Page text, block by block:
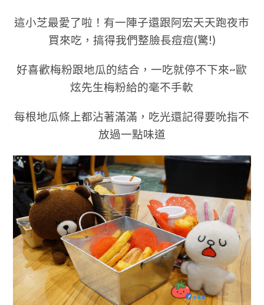
這小芝最愛了啦！有一陣子還跟阿宏天天跑夜市
買來吃，搞得我們整臉長痘痘(驚!)
好喜歡梅粉跟地瓜的結合，一吃就停不下來~歐
炫先生梅粉給的毫不手軟
每根地瓜條上都沾著滿滿，吃光還記得要吮指不
放過一點味道